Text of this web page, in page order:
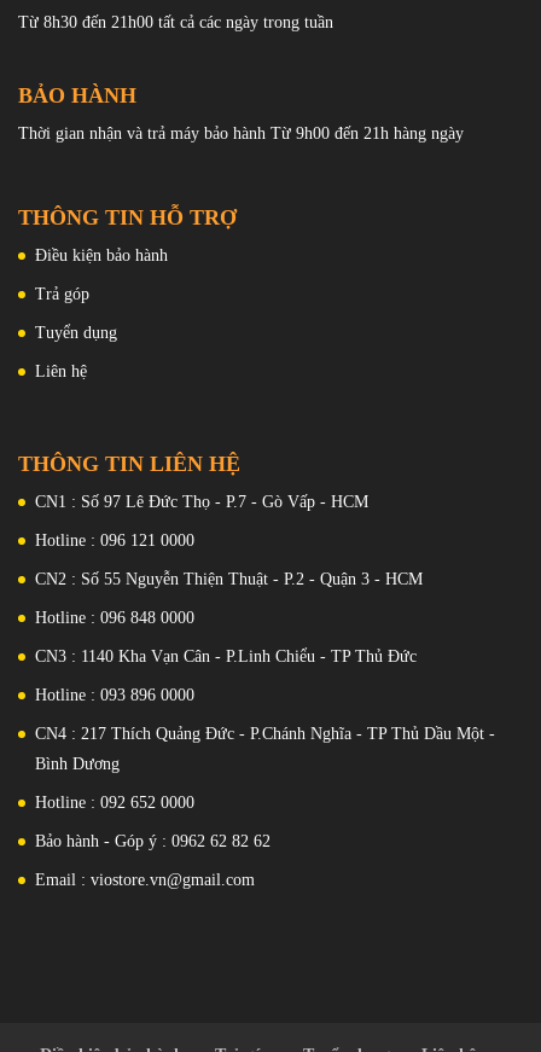
nước, kháng bụi chuẩn IP68 giúp người dùng hoàn toàn yên tâm sử
dụng cho những buổi đi chơi du lịch, tắm biển.
Sức mạnh vượt trội, chiến game đỉnh cao
chiếc điện thoại chơi game khi trang bị cho máy con Snapdragon
865 8 nhân mạnh mẽ hàng đầu thế giới đi cùng chip đồ họa Adreno
game nặng hiện nay mà không hề lo lắng tình trạng giật lag.
Từ 8h30 đến 21h00 tất cả các ngày trong tuần
BẢO HÀNH
Thời gian nhận và trả máy bảo hành Từ 9h00 đến 21h hàng ngày
THÔNG TIN HỖ TRỢ
Điều kiện bảo hành
Trả góp
Tuyển dụng
Liên hệ
THÔNG TIN LIÊN HỆ
CN1 : Số 97 Lê Đức Thọ - P.7 - Gò Vấp - HCM
Hotline : 096 121 0000
CN2 : Số 55 Nguyễn Thiện Thuật - P.2 - Quận 3 - HCM
Hotline : 096 848 0000
CN3 : 1140 Kha Vạn Cân - P.Linh Chiểu - TP Thủ Đức
Hotline : 093 896 0000
CN4 : 217 Thích Quảng Đức - P.Chánh Nghĩa - TP Thủ Dầu Một -
Bình Dương
Hotline : 092 652 0000
Bảo hành - Góp ý : 0962 62 82 62
Email : viostore.vn@gmail.com